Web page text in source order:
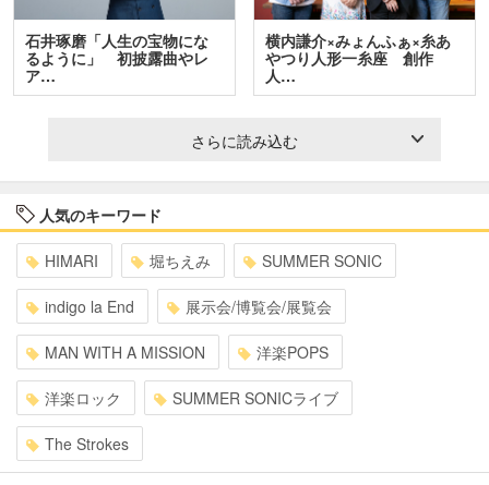
石井琢磨「人生の宝物にな
るように」 初披露曲やレ
ア…
横内謙介×みょんふぁ×糸あ
やつり人形一糸座 創作
人…
さらに読み込む
人気のキーワード
HIMARI 堀ちえみ SUMMER SONIC
indigo la End 展示会/博覧会/展覧会
MAN WITH A MISSION 洋楽POPS
洋楽ロック SUMMER SONICライブ
The Strokes